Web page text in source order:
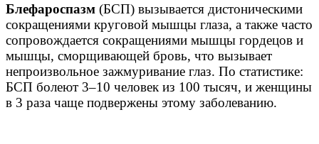
Блефароспазм (БСП) вызывается дистоническими
сокращениями круговой мышцы глаза, а также часто
сопровождается сокращениями мышцы гордецов и
мышцы, сморщивающей бровь, что вызывает
непроизвольное зажмуривание глаз. По статистике:
БСП болеют 3–10 человек из 100 тысяч, и женщины
в 3 раза чаще подвержены этому заболеванию.